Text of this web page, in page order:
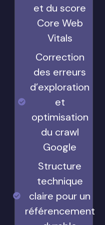
et du score
Core Web
Vitals
Correction
des erreurs
d’exploration
et
optimisation
du crawl
Google
Structure
technique
claire pour un
référencement